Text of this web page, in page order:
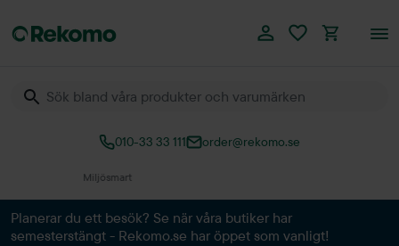
010-33 33 111 order@rekomo.se
Planerar du ett besök? Se när våra butiker har
semesterstängt - Rekomo.se har öppet som vanligt!